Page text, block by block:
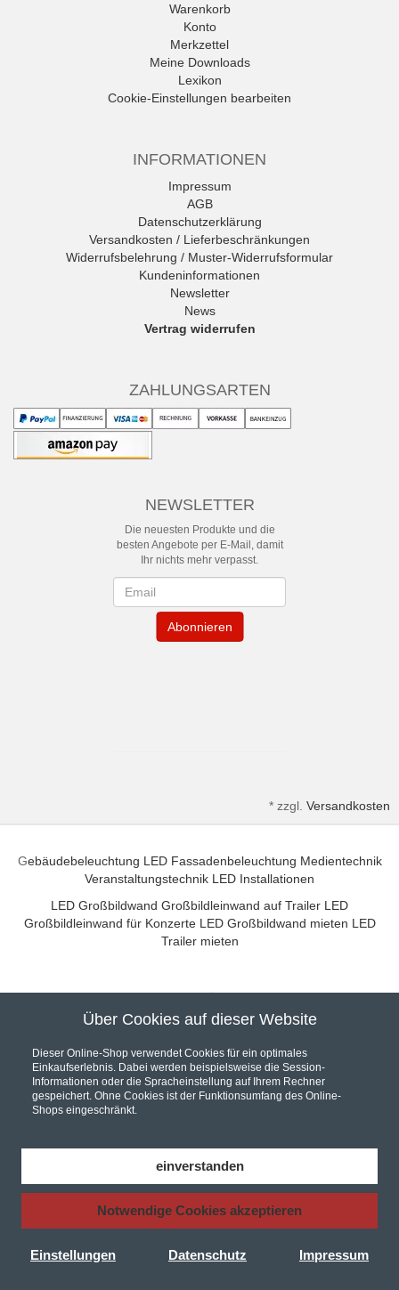
Warenkorb
Konto
Merkzettel
Meine Downloads
Lexikon
Cookie-Einstellungen bearbeiten
INFORMATIONEN
Impressum
AGB
Datenschutzerklärung
Versandkosten / Lieferbeschränkungen
Widerrufsbelehrung / Muster-Widerrufsformular
Kundeninformationen
Newsletter
News
Vertrag widerrufen
ZAHLUNGSARTEN
NEWSLETTER
Die neuesten Produkte und die
besten Angebote per E-Mail, damit
Ihr nichts mehr verpasst.
Abonnieren
* zzgl. Versandkosten
Gebäudebeleuchtung LED Fassadenbeleuchtung Medientechnik
Veranstaltungstechnik LED Installationen
LED Großbildwand Großbildleinwand auf Trailer LED
Großbildleinwand für Konzerte LED Großbildwand mieten LED
Trailer mieten
Bei uns finden Sie eine riesen Auswahl anAV Receiver,Car Hifi,
Lautsprecher, in unserem Shop finden Sie
zudem zu jedem Produkt das entsprechendeAudio Video Kabel
Autorisierter Händler für KRELL VTL Perlisten ATC Velodyne
DenonYamaha Marantz Pioneer OnkyoPro-Ject Plattenspieler
Bluesound Cambridge Audio Isotek uvm
Über Cookies auf dieser Website
Dieser Online-Shop verwendet Cookies für ein optimales
Einkaufserlebnis. Dabei werden beispielsweise die Session-
Informationen oder die Spracheinstellung auf Ihrem Rechner
gespeichert. Ohne Cookies ist der Funktionsumfang des Online-
Shops eingeschränkt.
einverstanden
Notwendige Cookies akzeptieren
Einstellungen Datenschutz Impressum